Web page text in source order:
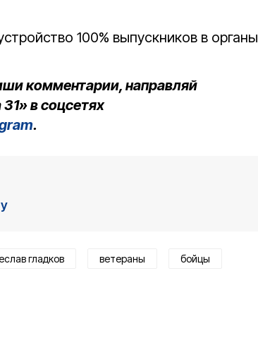
100% выпускников в органы
комментарии, направляй
в соцсетях
.
гладков ветераны бойцы